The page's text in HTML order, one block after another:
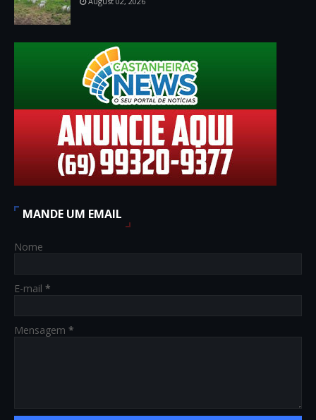
MANDE UM EMAIL
Nome
E-mail *
Mensagem *